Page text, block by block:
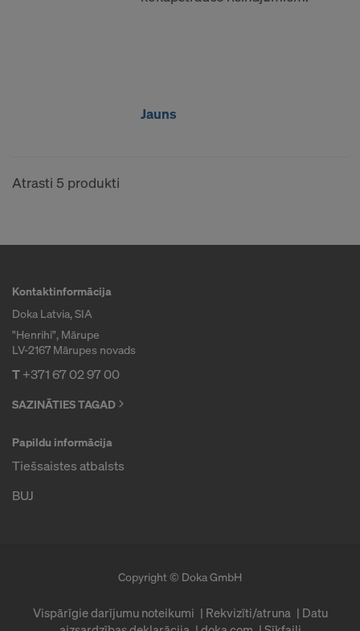
Jauns
Atrasti 5 produkti
Kontaktinformācija
Doka Latvia, SIA
"Henrihi", Mārupe
LV-2167 Mārupes novads
T+371 67 02 97 00
SAZINĀTIES TAGAD
Papildu informācija
Tiešsaistes atbalsts
BUJ
Copyright © Doka GmbH
Vispārīgie darījumu noteikumi Rekvizīti/atruna
Datu